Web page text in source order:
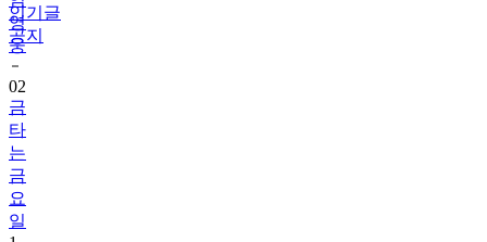
인기글
공지
영
웅
02
금
타
는
금
요
일